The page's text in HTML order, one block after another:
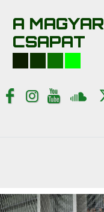
A MAGYAR
CSAPAT